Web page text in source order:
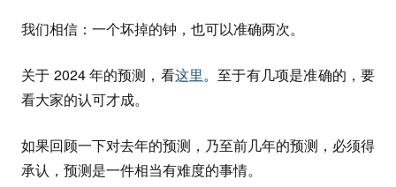
我们相信：一个坏掉的钟，也可以准确两次。
关于 2024 年的预测，看这里。至于有几项是准确的，要
看大家的认可才成。
如果回顾一下对去年的预测，乃至前几年的预测，必须得
承认，预测是一件相当有难度的事情。